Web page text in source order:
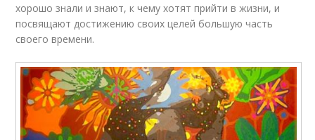
хорошо знали и знают, к чему хотят прийти в жизни, и
посвящают достижению своих целей большую часть
своего времени.